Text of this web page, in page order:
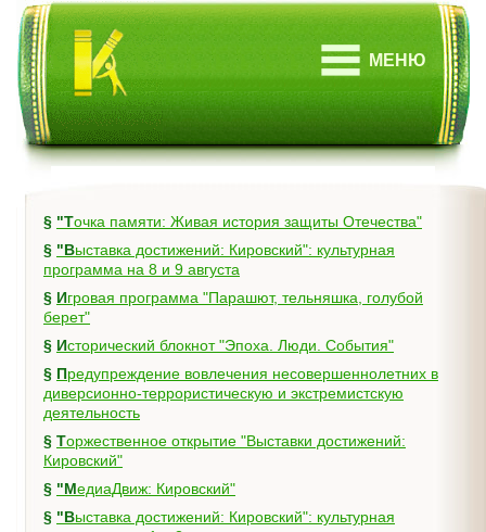
МЕНЮ
§
"Точка памяти: Живая история защиты Отечества"
§ "Выставка достижений: Кировский": культурная
программа на 8 и 9 августа
§ Игровая программа "Парашют, тельняшка, голубой
берет"
§
Исторический блокнот "Эпоха. Люди. События"
§ Предупреждение вовлечения несовершеннолетних в
диверсионно-террористическую и экстремистскую
деятельность
§ Торжественное открытие "Выставки достижений:
Кировский"
§
"МедиаДвиж: Кировский"
§ "Выставка достижений: Кировский": культурная